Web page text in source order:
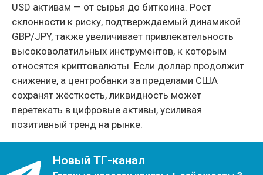
USD активам — от сырья до биткоина. Рост
склонности к риску, подтверждаемый динамикой
GBP/JPY, также увеличивает привлекательность
высоковолатильных инструментов, к которым
относятся криптовалюты. Если доллар продолжит
снижение, а центробанки за пределами США
сохранят жёсткость, ликвидность может
перетекать в цифровые активы, усиливая
позитивный тренд на рынке.
Новый ТГ-канал